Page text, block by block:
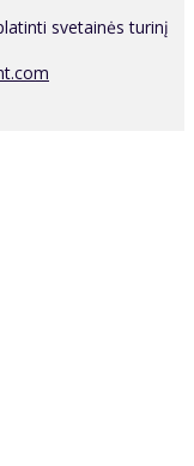
svetainės turinį